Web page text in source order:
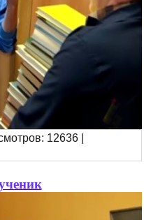
12636 |